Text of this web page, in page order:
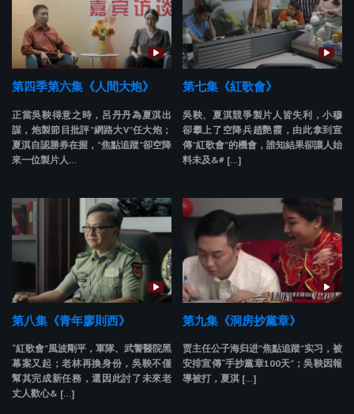
第四季第六集《人間大炮》
正當吳鞅得意之時，呂丹丹為夏淇出
謀，炮製節目批評”網路大V”任大炮；
夏淇自認勝券在握，”焦點追蹤”卻空降
來一位製片人…
第七集《紅歌會》
吳鞅、夏淇競爭製片人皆失利，小穆
卻攀上了空降兵趙艷霞，由此拿到宣
傳”紅歌會”的機會，誰知結果卻讓人始
料未及&# […]
第八集《青年廖則西》
“紅歌會”風波剛平，軍隊、武警醫院黑
幕案又起；老林再換身份，吳鞅不僅
幫其完成新任務，還因此討了未來老
丈人歡心& […]
第九集《洞房抄黨章》
贾主任公子海归进”焦點追蹤”实习，被
安排宣傳“手抄黨章100天”；吳鞅因報
導被打，夏淇 […]